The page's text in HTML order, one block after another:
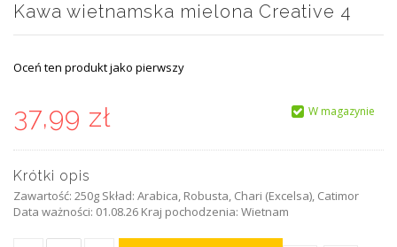
Kawa wietnamska mielona Creative 4
Oceń ten produkt jako pierwszy
37,99 zł W magazynie
Krótki opis
Zawartość: 250g Skład: Arabica, Robusta, Chari (Excelsa), Catimor
Data ważności: 01.08.26 Kraj pochodzenia: Wietnam